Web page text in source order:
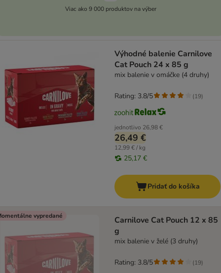
Viac ako 9 000 produktov na výber
Výhodné balenie Carnilove
Cat Pouch 24 x 85 g
mix balenie v omáčke (4 druhy)
jednotlivo 26,98 €
26,49 €
12,99 € / kg
25,17 €
Rating: 3.8/5 (19)
Pridať do košíka
vypredané
Carnilove Cat Pouch 12 x 85
g
mix balenie v želé (3 druhy)
Rating: 3.8/5 (19)